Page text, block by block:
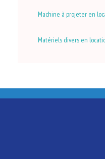
Machine à projeter en
Matériels divers en